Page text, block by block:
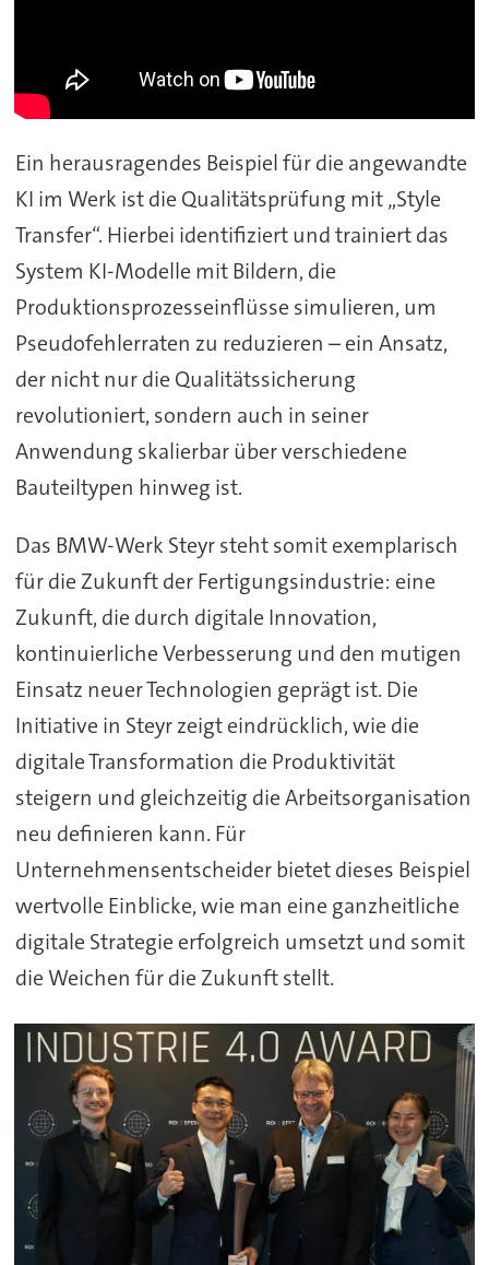
Ein herausragendes Beispiel für die angewandte
KI im Werk ist die Qualitätsprüfung mit „Style
Transfer“. Hierbei identifiziert und trainiert das
System KI-Modelle mit Bildern, die
Produktionsprozesseinflüsse simulieren, um
Pseudofehlerraten zu reduzieren – ein Ansatz,
der nicht nur die Qualitätssicherung
revolutioniert, sondern auch in seiner
Anwendung skalierbar über verschiedene
Bauteiltypen hinweg ist.
Das BMW-Werk Steyr steht somit exemplarisch
für die Zukunft der Fertigungsindustrie: eine
Zukunft, die durch digitale Innovation,
kontinuierliche Verbesserung und den mutigen
Einsatz neuer Technologien geprägt ist. Die
Initiative in Steyr zeigt eindrücklich, wie die
digitale Transformation die Produktivität
steigern und gleichzeitig die Arbeitsorganisation
neu definieren kann. Für
Unternehmensentscheider bietet dieses Beispiel
wertvolle Einblicke, wie man eine ganzheitliche
digitale Strategie erfolgreich umsetzt und somit
die Weichen für die Zukunft stellt.